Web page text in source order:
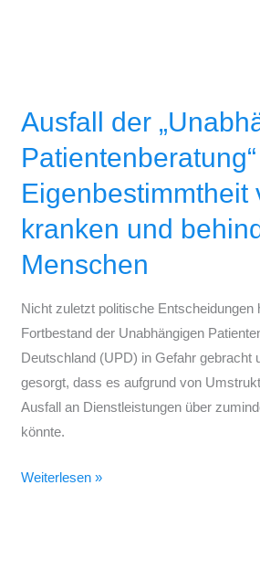
Ausfall der
Eigenbestimmtheit
kranken und
Menschen
Nicht zuletzt politische Entscheidungen
Fortbestand der Unabhängigen
Deutschland (UPD) in Gefahr gebracht
gesorgt, dass es aufgrund von
Ausfall an Dienstleistungen über
könnte.
„Unabhängigen
Patientenberatung“
bedroht
Eigenbestimmtheit
von
kranken
und
Menschen
Weiterlesen »